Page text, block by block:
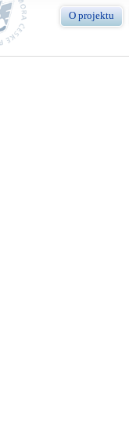
O projektu